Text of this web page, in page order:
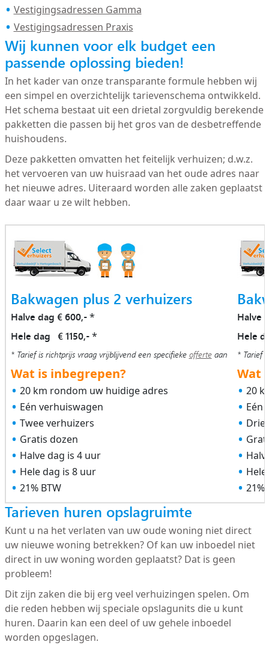
Vestigingsadressen Gamma
Vestigingsadressen Praxis
Wij kunnen voor elk budget een
passende oplossing bieden!
In het kader van onze transparante formule hebben wij
een simpel en overzichtelijk tarievenschema ontwikkeld.
Het schema bestaat uit een drietal zorgvuldig berekende
pakketten die passen bij het gros van de desbetreffende
huishoudens.
Deze pakketten omvatten het feitelijk verhuizen; d.w.z.
het vervoeren van uw huisraad van het oude adres naar
het nieuwe adres. Uiteraard worden alle zaken geplaatst
daar waar u ze wilt hebben.
Bakwagen plus 2 verhuizers
Halve dag € 600,-*
Hele dag € 1150,-*
* Tarief is richtprijs vraag vrijblijvend een specifieke offerteaan
Wat is inbegrepen?
20 km rondom uw huidige adres
Eén verhuiswagen
Twee verhuizers
Gratis dozen
Halve dag is 4 uur
Hele dag is 8 uur
21% BTW
Halve
Hele
* Tarief
Wat
20
Eén
Drie
21%
Tarieven huren opslagruimte
Kunt u na het verlaten van uw oude woning niet direct
uw nieuwe woning betrekken? Of kan uw inboedel niet
direct in uw woning worden geplaatst? Dat is geen
probleem!
Dit zijn zaken die bij erg veel verhuizingen spelen. Om
die reden hebben wij speciale opslagunits die u kunt
huren. Daarin kan een deel of uw gehele inboedel
worden opgeslagen.